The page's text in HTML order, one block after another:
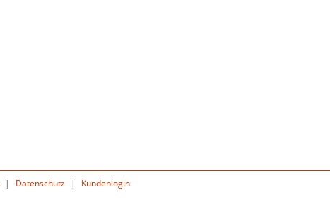
| Datenschutz | Kundenlogin